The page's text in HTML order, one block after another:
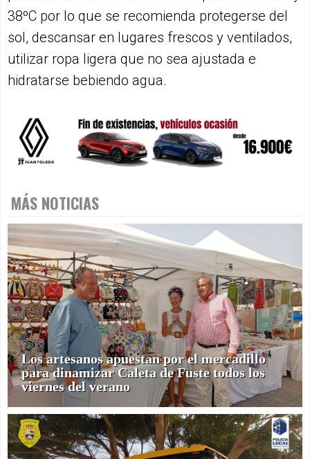
38ºC por lo que se recomienda protegerse del
sol, descansar en lugares frescos y ventilados,
utilizar ropa ligera que no sea ajustada e
hidratarse bebiendo agua.
MÁS NOTICIAS
Los artesanos apuestan por el mercadillo
para dinamizar Caleta de Fuste todos los
viernes del verano